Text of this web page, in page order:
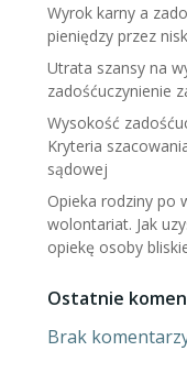
Wyrok karny a
pieniędzy przez
Utrata szansy na
zadośćuczynienie
Wysokość
Kryteria
sądowej
Opieka rodziny po
wolontariat. Jak
opiekę osoby
Ostatnie
Brak